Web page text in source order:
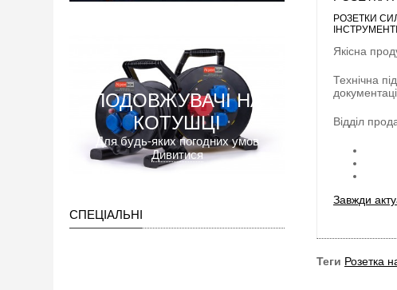
ПОДОВЖУВАЧІ НА
КОТУШЦІ
Для будь-яких погодних умов
Дивитися
СПЕЦІАЛЬНІ
РОЗЕТКИ
Якісна
Технічна
Відділ
Завжди
Теги Розетка